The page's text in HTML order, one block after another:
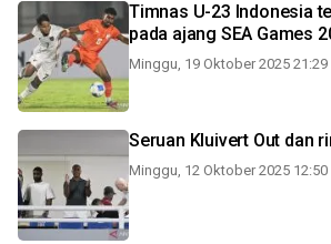
Timnas U-23 Indonesia
pada ajang SEA Games
Minggu, 19 Oktober 2025 21:29
Seruan Kluivert Out dan
Minggu, 12 Oktober 2025 12:50